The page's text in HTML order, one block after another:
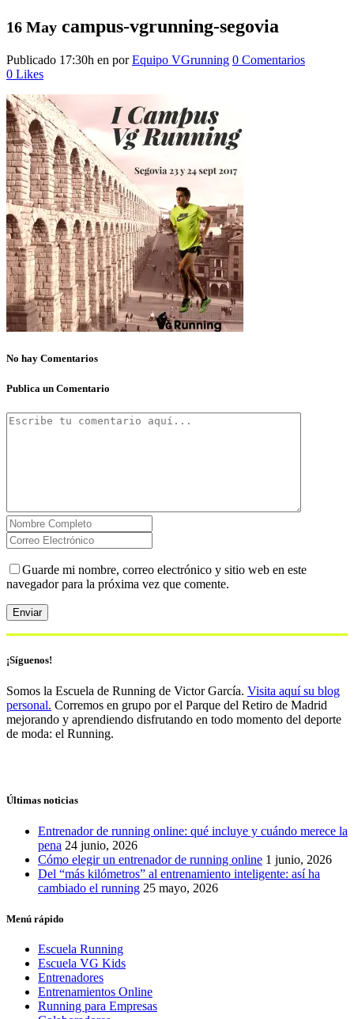
16 May campus-vgrunning-segovia
Publicado 17:30h en porEquipo VGrunning 0 Comentarios
0 Likes
No hay Comentarios
Publica un Comentario
Guarde mi nombre, correo electrónico y sitio web en este
navegador para la próxima vez que comente.
¡Síguenos!
Somos la Escuela de Running de Victor García. Visita aquí su blog
personal. Corremos en grupo por el Parque del Retiro de Madrid
mejorando y aprendiendo disfrutando en todo momento del deporte
de moda: el Running.
Últimas noticias
Entrenador de running online: qué incluye y cuándo merece la
pena 24 junio, 2026
Cómo elegir un entrenador de running online 1 junio, 2026
Del “más kilómetros” al entrenamiento inteligente: así ha
cambiado el running 25 mayo, 2026
Menú rápido
Escuela Running
Escuela VG Kids
Entrenadores
Entrenamientos Online
Running para Empresas